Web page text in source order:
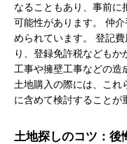
なることもあり、事前に
可能性があります。 仲
められています。 登記
り、登録免許税なども
工事や擁壁工事などの造
土地購入の際には、これ
に含めて検討することが
土地探しのコツ：後